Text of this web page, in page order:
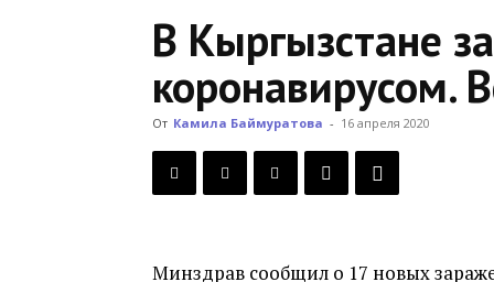
В Кыргызстане
коронавирусом.
От Камила Баймуратова - 16 апреля 2020
Минздрав сообщил о 17 новых